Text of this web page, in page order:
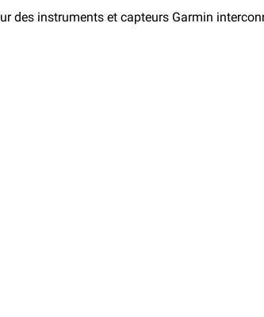
des instruments et capteurs Garmin